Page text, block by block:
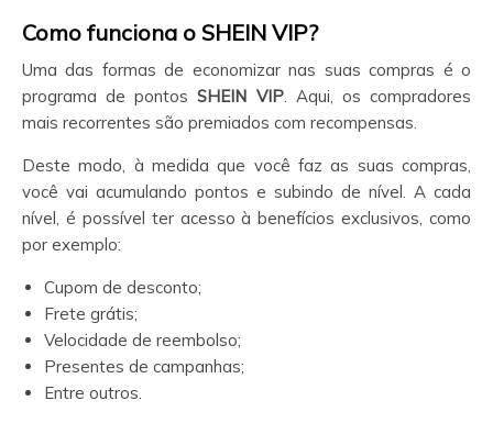
Como funciona o SHEIN VIP?
Uma das formas de economizar nas suas compras é o
programa de pontosSHEIN VIP. Aqui, os compradores
mais recorrentes são premiados com recompensas.
Deste modo, à medida que você faz as suas compras,
você vai acumulando pontos e subindo de nível. A cada
nível, é possível ter acesso à benefícios exclusivos, como
por exemplo:
Cupom de desconto;
Frete grátis;
Velocidade de reembolso;
Presentes de campanhas;
Entre outros.